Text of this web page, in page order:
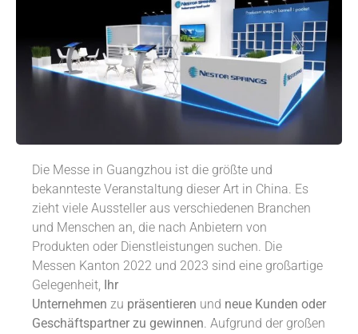
Die Messe in Guangzhou ist die größte und
bekannteste Veranstaltung dieser Art in China. Es
zieht viele Aussteller aus verschiedenen Branchen
und Menschen an, die nach Anbietern von
Produkten oder Dienstleistungen suchen. Die
Messen Kanton 2022 und 2023 sind eine großartige
Gelegenheit, Ihr
Unternehmen zu präsentieren und neue Kunden oder
Geschäftspartner zu gewinnen. Aufgrund der großen